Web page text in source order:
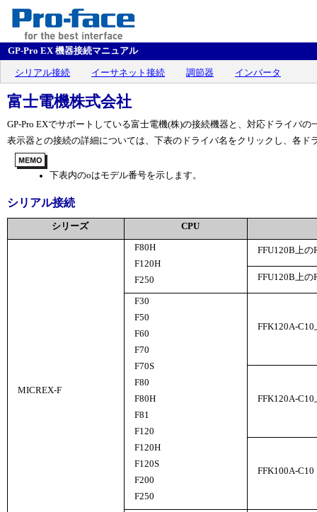
GP-Pro EX 機器接続マニュアル
シリアル接続 イーサネット接続 調節器 インバータ
富士電機株式会社
GP-Pro EXでサポートしている富士電機(株)の接続機器と、対応ドライバの
表示器との接続の詳細については、下表のドライバ名をクリックし、各ド
下表内のoはモデル番号を示します。
シリアル接続
シリーズ CPU
MICREX-F
F80H
F120H
F250
FFU120B上の
FFU120B上の
F30
F50
F60
F70
F70S
F80
F80H
F81
F120
F120H
F120S
F200
F250
FFK120A-
FFK120A-
FFK100A-C10